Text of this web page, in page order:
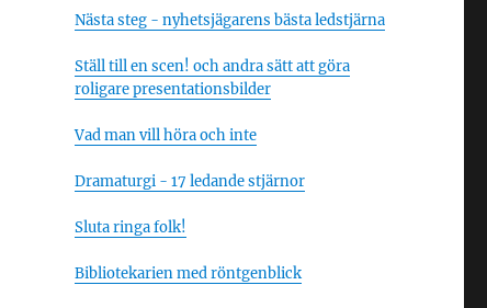
Nästa steg - nyhetsjägarens bästa ledstjärna
Ställ till en scen! och andra sätt att göra
roligare presentationsbilder
Vad man vill höra och inte
Dramaturgi - 17 ledande stjärnor
Sluta ringa folk!
Bibliotekarien med röntgenblick